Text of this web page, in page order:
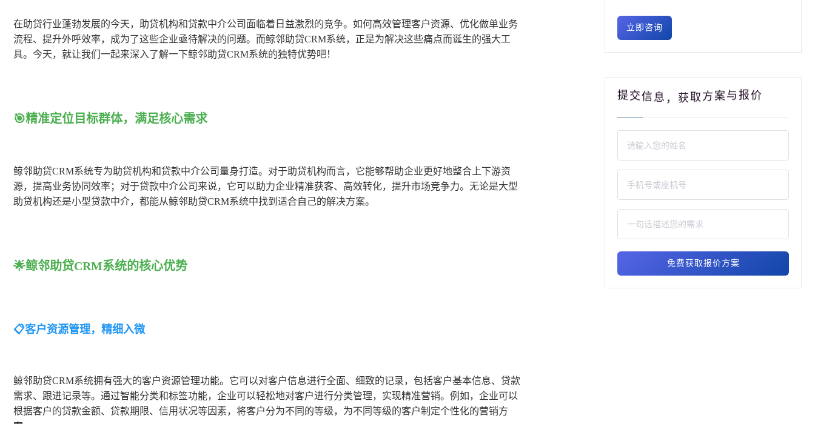
在助贷行业蓬勃发展的今天，助贷机构和贷款中介公司面临着日益激烈的竞争。如何高效管理客户资源、优化做单业务
流程、提升外呼效率，成为了这些企业亟待解决的问题。而鲸邻助贷CRM系统，正是为解决这些痛点而诞生的强大工
具。今天，就让我们一起来深入了解一下鲸邻助贷CRM系统的独特优势吧！
🎯精准定位目标群体，满足核心需求
鲸邻助贷CRM系统专为助贷机构和贷款中介公司量身打造。对于助贷机构而言，它能够帮助企业更好地整合上下游资
源，提高业务协同效率；对于贷款中介公司来说，它可以助力企业精准获客、高效转化，提升市场竞争力。无论是大型
助贷机构还是小型贷款中介，都能从鲸邻助贷CRM系统中找到适合自己的解决方案。
🌟鲸邻助贷CRM系统的核心优势
📋客户资源管理，精细入微
鲸邻助贷CRM系统拥有强大的客户资源管理功能。它可以对客户信息进行全面、细致的记录，包括客户基本信息、贷款
需求、跟进记录等。通过智能分类和标签功能，企业可以轻松地对客户进行分类管理，实现精准营销。例如，企业可以
根据客户的贷款金额、贷款期限、信用状况等因素，将客户分为不同的等级，为不同等级的客户制定个性化的营销方
立即咨询
提 交信 息 ， 获取 方 案 与 报价
免费获取报价方案